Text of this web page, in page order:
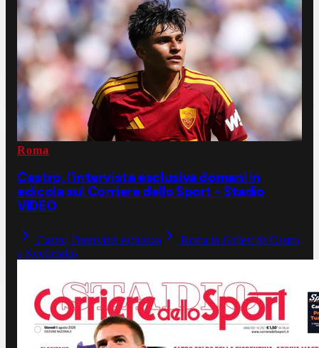
Roma
Castro, l'intervista esclusiva domani in
edicola sul Corriere dello Sport - Stadio
VIDEO
Castro, l'intervista esclusiva
Roma in Galles: da Castro
a Koulierakis